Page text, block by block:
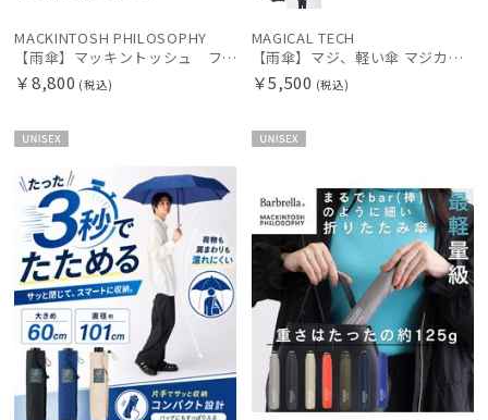
件
MACKINTOSH PHILOSOPHY
【雨傘】マッキントッシュ フィロソフィー (MACKINTOSH PHILOSOPHY) 親骨：51～55cm無地 BEAR
￥8,800 (税込)
MAGICAL TECH
【雨傘】マジ、軽い傘 マジカルテック (MAGICAL TECH) 自動開閉折りたたみ傘 無地【公式ムーンバット】 レディース メンズ ユニセックス 男女兼用 晴雨兼用 超軽量 UV
￥5,500 (税込)
X